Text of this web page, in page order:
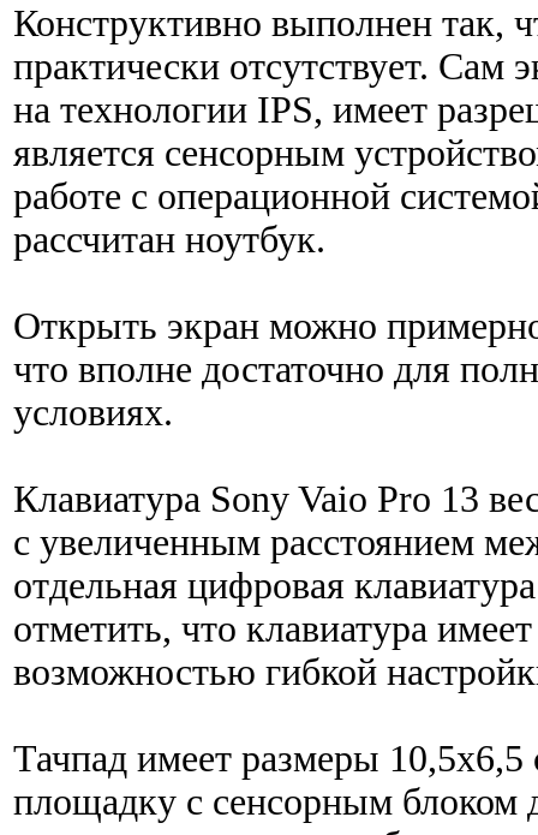
Конструктивно выполнен так,
практически отсутствует. Сам
на технологии IPS, имеет
является сенсорным
работе с операционной
рассчитан ноутбук.
Открыть экран можно
что вполне достаточно для
условиях.
Клавиатура Sony Vaio Pro 13
с увеличенным расстоянием
отдельная цифровая
отметить, что клавиатура
возможностью гибкой
Тачпад имеет размеры 10,5х6,5
площадку с сенсорным блоком